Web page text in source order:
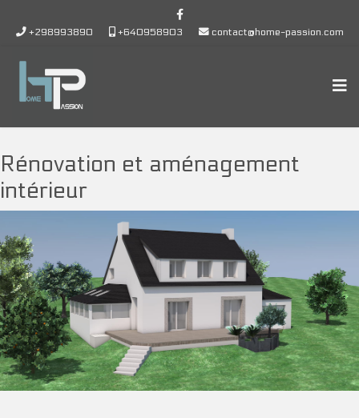
+298993890 +640958903 contact@home-passion.com
Rénovation et aménagement
intérieur